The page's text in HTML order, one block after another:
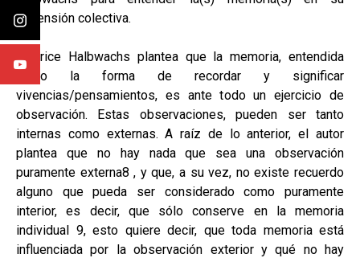
dimensión colectiva.
Maurice Halbwachs plantea que la memoria, entendida
como la forma de recordar y significar
vivencias/pensamientos, es ante todo un ejercicio de
observación. Estas observaciones, pueden ser tanto
internas como externas. A raíz de lo anterior, el autor
plantea que no hay nada que sea una observación
puramente externa8 , y que, a su vez, no existe recuerdo
alguno que pueda ser considerado como puramente
interior, es decir, que sólo conserve en la memoria
individual 9, esto quiere decir, que toda memoria está
influenciada por la observación exterior y qué no hay